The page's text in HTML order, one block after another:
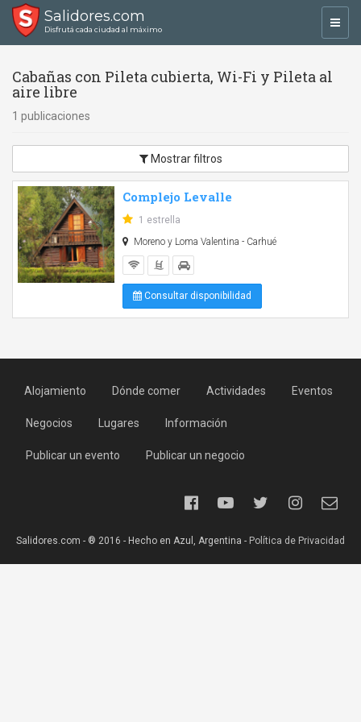
Salidores.com
Disfrutá cada ciudad al máximo
Cabañas con Pileta cubierta, Wi-Fi y Pileta al
aire libre
1 publicaciones
Mostrar filtros
Complejo Levalle
1 estrella
Moreno y Loma Valentina - Carhué
Consultar disponibilidad
Alojamiento Dónde comer Actividades Eventos
Negocios Lugares Información
Publicar un evento Publicar un negocio
Salidores.com - ® 2016 - Hecho en Azul, Argentina - Política de Privacidad